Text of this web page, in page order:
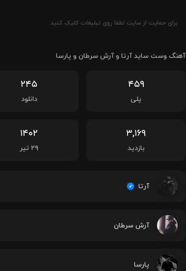
برای حمایت از سایت لطفا روی تبلیغات کلیک کنید.
آهنگ وست ساید آرتا و آرش سرطان و پارسا
۴۵۹
پلی
۲۴۵
دانلود
۳,۱۶۹
بازدید
۱۴۰۲
۲۹ تیر
آرتا
آرش سرطان
پارسا